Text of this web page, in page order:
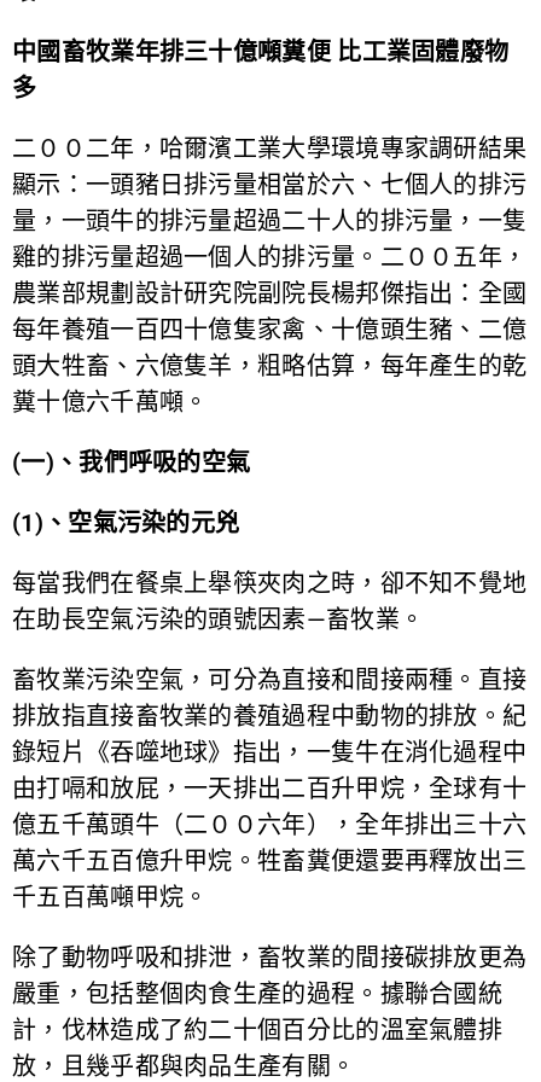
中國畜牧業年排三十億噸糞便 比工業固體廢物
多
二００二年，哈爾濱工業大學環境專家調研結果
顯示：一頭豬日排污量相當於六、七個人的排污
量，一頭牛的排污量超過二十人的排污量，一隻
雞的排污量超過一個人的排污量。二００五年，
農業部規劃設計研究院副院長楊邦傑指出：全國
每年養殖一百四十億隻家禽、十億頭生豬、二億
頭大牲畜、六億隻羊，粗略估算，每年產生的乾
糞十億六千萬噸。
(一)、我們呼吸的空氣
(1)、空氣污染的元兇
每當我們在餐桌上舉筷夾肉之時，卻不知不覺地
在助長空氣污染的頭號因素—畜牧業。
畜牧業污染空氣，可分為直接和間接兩種。直接
排放指直接畜牧業的養殖過程中動物的排放。紀
錄短片《吞噬地球》指出，一隻牛在消化過程中
由打嗝和放屁，一天排出二百升甲烷，全球有十
億五千萬頭牛（二００六年），全年排出三十六
萬六千五百億升甲烷。牲畜糞便還要再釋放出三
千五百萬噸甲烷。
除了動物呼吸和排泄，畜牧業的間接碳排放更為
嚴重，包括整個肉食生產的過程。據聯合國統
計，伐林造成了約二十個百分比的溫室氣體排
放，且幾乎都與肉品生產有關。